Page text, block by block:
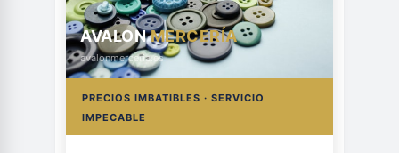
AVALONMERCERÍA
avalonmerceria.es
PRECIOS IMBATIBLES · SERVICIO
IMPECABLE